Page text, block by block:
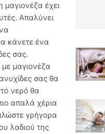
έχει
Απαλύνει
κάνετε ένα
σας.
μαγιονέζα
σας θα
νερό θα
απαλά χέρια
γρήγορα
λαδιού της